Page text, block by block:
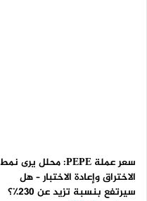
سعر عملة PEPE: محلل يرى نمط
الاختراق وإعادة الاختبار – هل
سيرتفع بنسبة تزيد عن 230٪؟